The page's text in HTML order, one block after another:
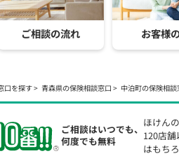
ご相談の流れ お客様
口を探す 青森県の保険相談窓口 中泊町の保険相談
ご相談はいつでも、
何度でも無料
ほけん
120店
はもち